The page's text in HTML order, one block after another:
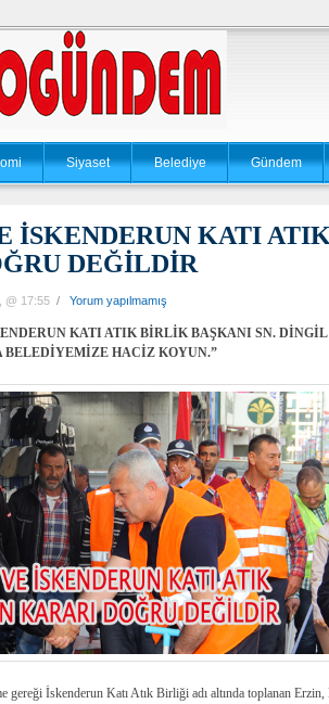
Siyaset Belediye Gündem
İSKENDERUN KATI
DEĞİLDİR
@ 17:55 / Yorum yapılmamış
KATI ATIK BİRLİK BAŞKANI SN.
BELEDİYEMİZE HACİZ KOYUN.”
gereği İskenderun Katı Atık Birliği adı altında toplanan